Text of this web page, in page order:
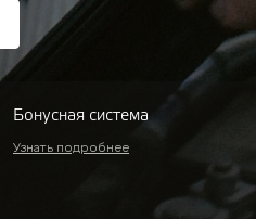
Бонусная система
Узнать подробнее